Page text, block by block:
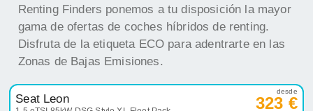
Renting Finders ponemos a tu disposición la mayor
gama de ofertas de coches híbridos de renting.
Disfruta de la etiqueta ECO para adentrarte en las
Zonas de Bajas Emisiones.
Seat Leon
desde
323 €